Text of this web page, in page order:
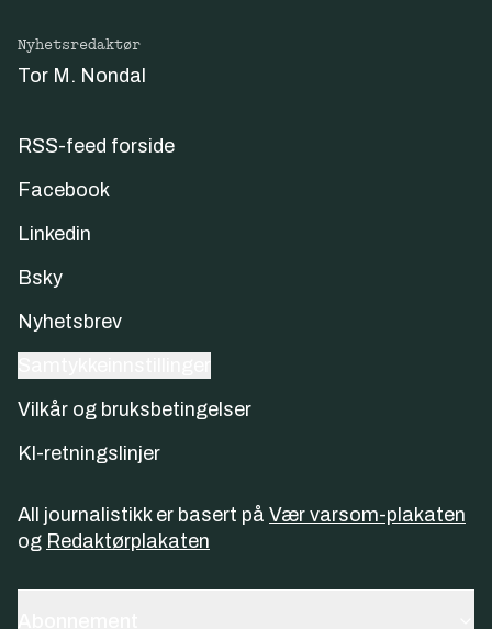
Nyhetsredaktør
Tor M. Nondal
RSS-feed forside
Facebook
Linkedin
Bsky
Nyhetsbrev
Vilkår og bruksbetingelser
KI-retningslinjer
All journalistikk er basert på Vær varsom-plakaten
og Redaktørplakaten